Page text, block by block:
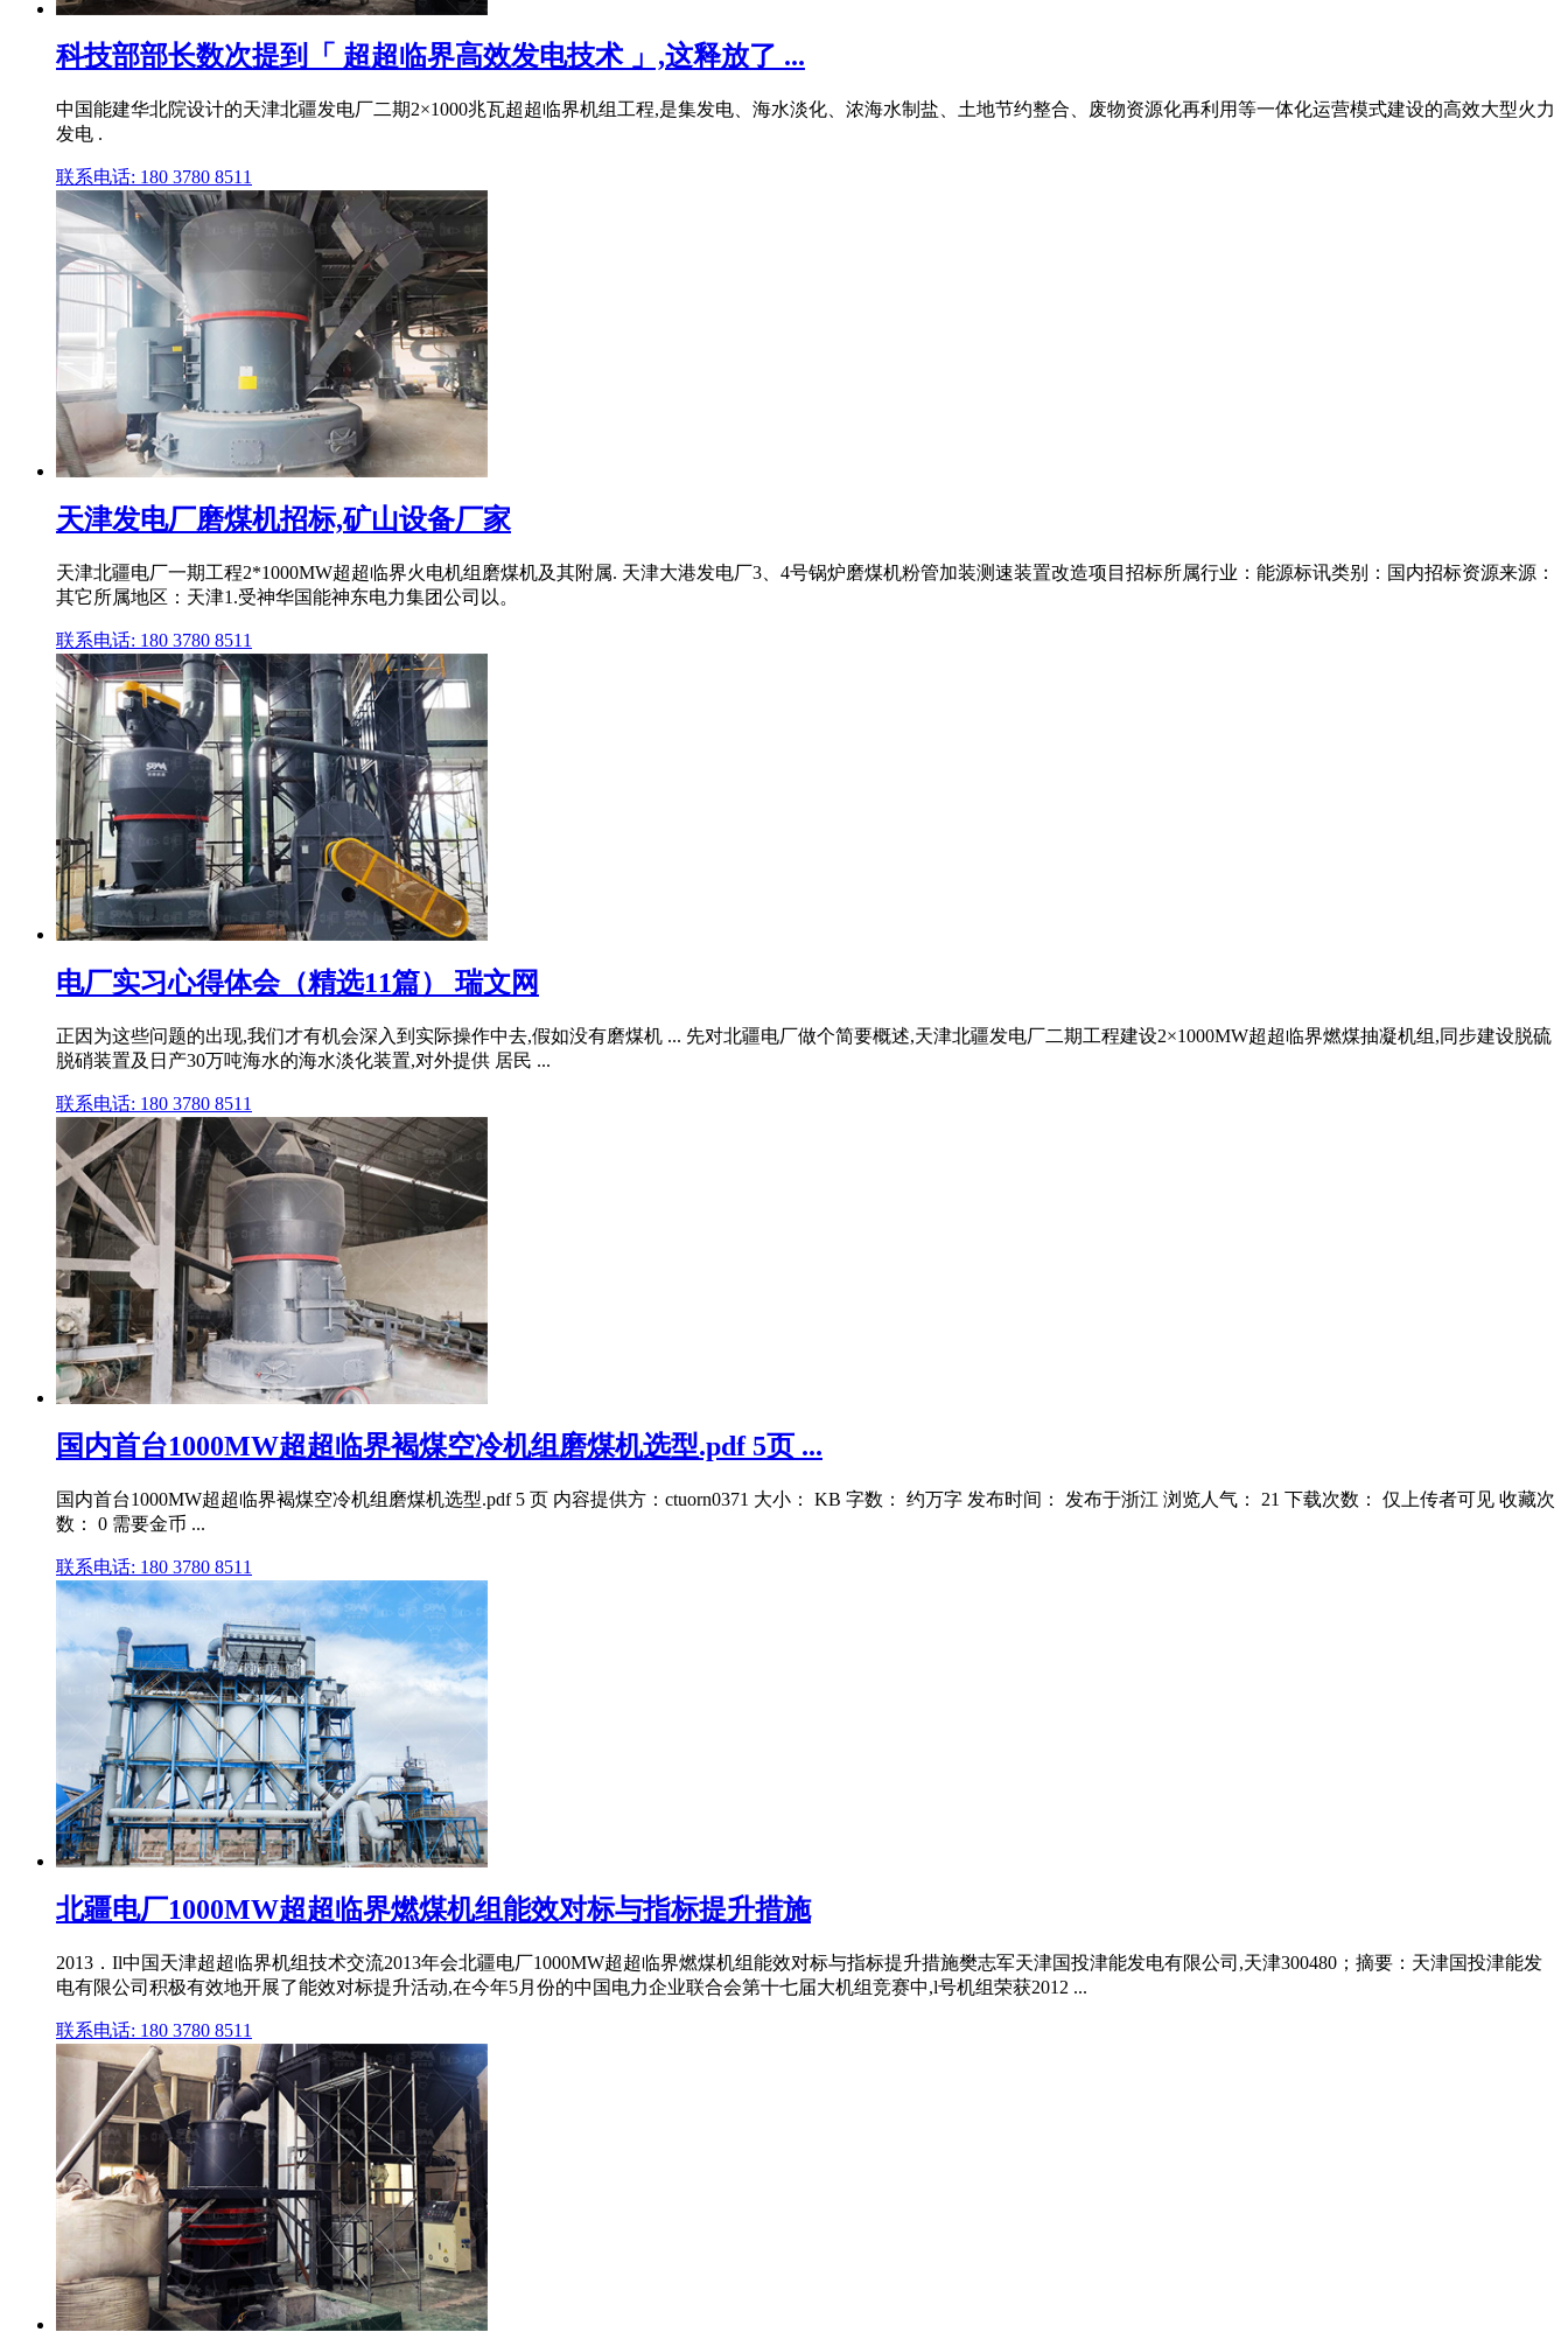
科技部部长数次提到「 超超临界高效发电技术 」,这释放了 ...
中国能建华北院设计的天津北疆发电厂二期2×1000兆瓦超超临界机组工程,是集发电、海水淡化、浓海水制盐、土地节约整合、废物资源化再利用等一体化运营模式建设的高效大型火力
发电 .
联系电话: 180 3780 8511
天津发电厂磨煤机招标,矿山设备厂家
天津北疆电厂一期工程2*1000MW超超临界火电机组磨煤机及其附属. 天津大港发电厂3、4号锅炉磨煤机粉管加装测速装置改造项目招标所属行业：能源标讯类别：国内招标资源来源：
其它所属地区：天津1.受神华国能神东电力集团公司以。
联系电话: 180 3780 8511
电厂实习心得体会（精选11篇） 瑞文网
正因为这些问题的出现,我们才有机会深入到实际操作中去,假如没有磨煤机 ... 先对北疆电厂做个简要概述,天津北疆发电厂二期工程建设2×1000MW超超临界燃煤抽凝机组,同步建设脱硫
脱硝装置及日产30万吨海水的海水淡化装置,对外提供 居民 ...
联系电话: 180 3780 8511
国内首台1000MW超超临界褐煤空冷机组磨煤机选型.pdf 5页 ...
国内首台1000MW超超临界褐煤空冷机组磨煤机选型.pdf 5 页 内容提供方：ctuorn0371 大小： KB 字数： 约万字 发布时间： 发布于浙江 浏览人气： 21 下载次数： 仅上传者可见 收藏次
数： 0 需要金币 ...
联系电话: 180 3780 8511
北疆电厂1000MW超超临界燃煤机组能效对标与指标提升措施
2013．Il中国天津超超临界机组技术交流2013年会北疆电厂1000MW超超临界燃煤机组能效对标与指标提升措施樊志军天津国投津能发电有限公司,天津300480；摘要：天津国投津能发
电有限公司积极有效地开展了能效对标提升活动,在今年5月份的中国电力企业联合会第十七届大机组竞赛中,l号机组荣获2012 ...
联系电话: 180 3780 8511